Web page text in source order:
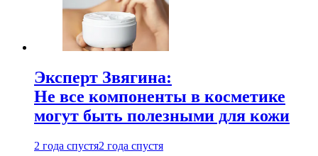
Эксперт Звягина:
Не все компоненты в косметике
могут быть полезными для кожи
2 года спустя2 года спустя